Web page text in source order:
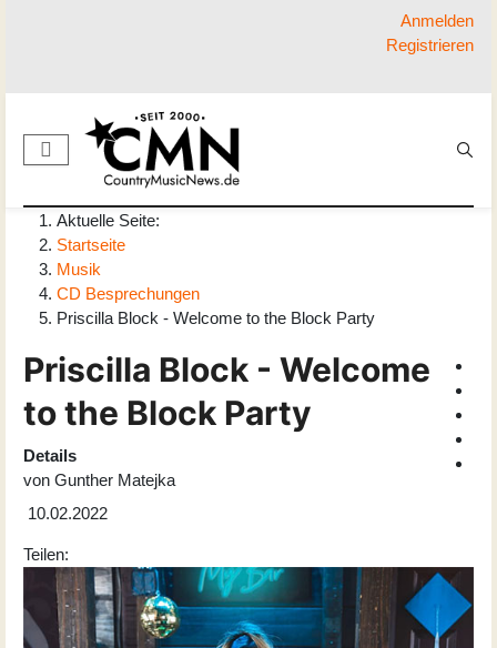
Anmelden
Registrieren
Aktuelle Seite:
Startseite
Musik
CD Besprechungen
Priscilla Block - Welcome to the Block Party
Priscilla Block - Welcome
to the Block Party
Details
von Gunther Matejka
10.02.2022
Teilen: